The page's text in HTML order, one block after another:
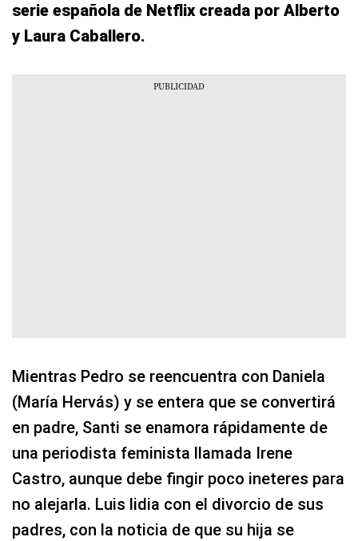
serie española de Netflix creada por Alberto
y Laura Caballero.
Mientras Pedro se reencuentra con Daniela
(María Hervás) y se entera que se convertirá
en padre, Santi se enamora rápidamente de
una periodista feminista llamada Irene
Castro, aunque debe fingir poco ineteres para
no alejarla. Luis lidia con el divorcio de sus
padres, con la noticia de que su hija se